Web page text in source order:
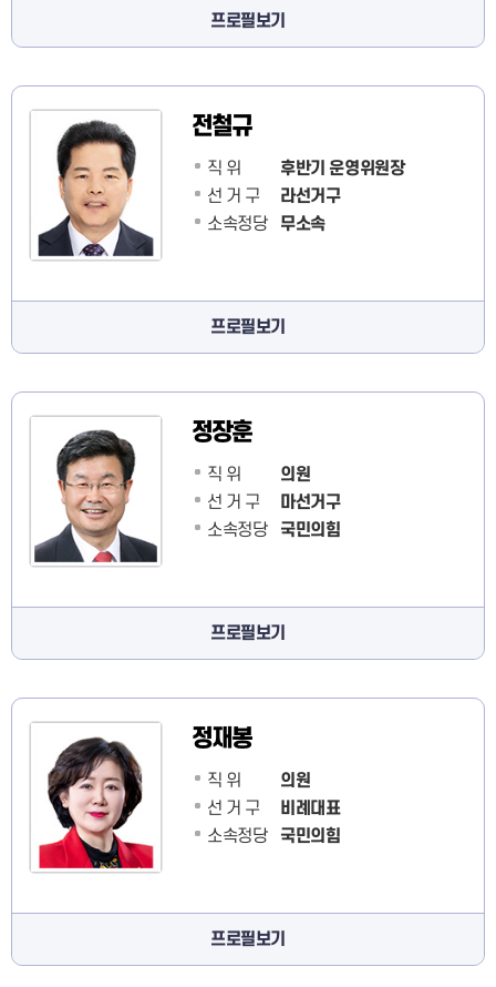
프로필보기
전철규
직 위
후반기 운영위원장
선 거 구
라선거구
소속정당
무소속
프로필보기
정장훈
직 위
의원
선 거 구
마선거구
소속정당
국민의힘
프로필보기
정재봉
직 위
의원
선 거 구
비례대표
소속정당
국민의힘
프로필보기